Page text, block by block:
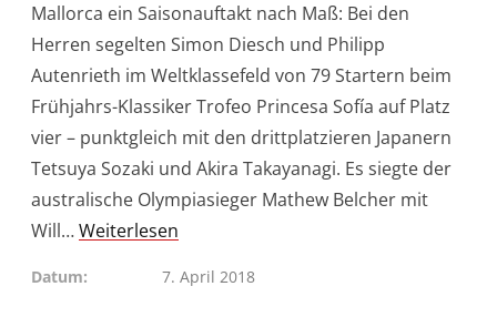
Mallorca ein Saisonauftakt nach Maß: Bei den
Herren segelten Simon Diesch und Philipp
Autenrieth im Weltklassefeld von 79 Startern beim
Frühjahrs-Klassiker Trofeo Princesa Sofía auf Platz
vier – punktgleich mit den drittplatzieren Japanern
Tetsuya Sozaki und Akira Takayanagi. Es siegte der
australische Olympiasieger Mathew Belcher mit
Will…Weiterlesen
Datum 7. April 2018